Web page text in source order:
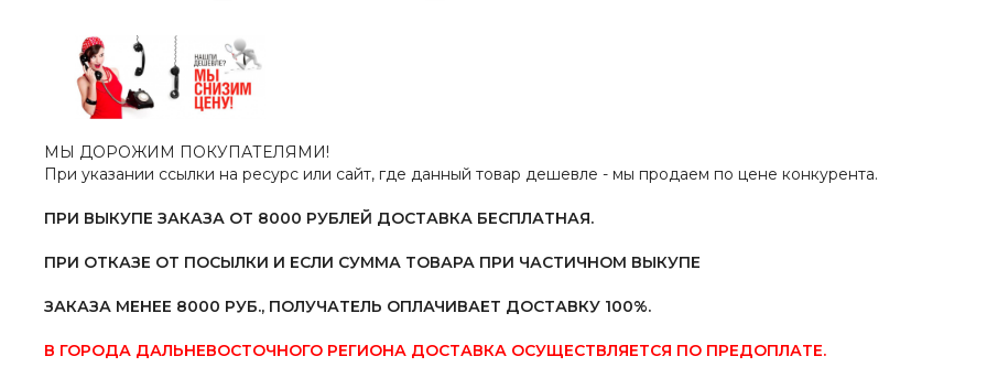
МЫ ДОРОЖИМ ПОКУПАТЕЛЯМИ!
При указании ссылки на ресурс или сайт, где данный товар дешевле - мы продаем по цене конкурента.
ПРИ ВЫКУПЕ ЗАКАЗА ОТ 8000 РУБЛЕЙ ДОСТАВКА БЕСПЛАТНАЯ.
ПРИ ОТКАЗЕ ОТ ПОСЫЛКИ И ЕСЛИ СУММА ТОВАРА ПРИ ЧАСТИЧНОМ ВЫКУПЕ
ЗАКАЗА МЕНЕЕ 8000 РУБ., ПОЛУЧАТЕЛЬ ОПЛАЧИВАЕТ ДОСТАВКУ 100%.
В ГОРОДА ДАЛЬНЕВОСТОЧНОГО РЕГИОНА ДОСТАВКА ОСУЩЕСТВЛЯЕТСЯ ПО ПРЕДОПЛАТЕ.